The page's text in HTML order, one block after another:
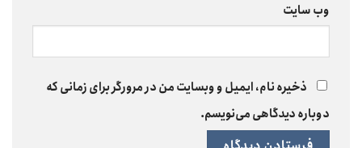
وب‌ سایت
ذخیره نام، ایمیل و وبسایت من در مرورگر برای زمانی که
دوباره دیدگاهی می‌نویسم.